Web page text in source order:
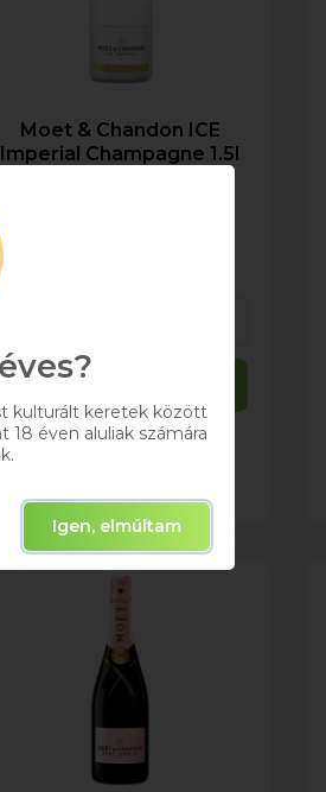
Moet & Chandon ICE
Imperial Champagne 1.5l
Kosárba
kulturált keretek között
18 éven aluliak számára
Igen, elmúltam